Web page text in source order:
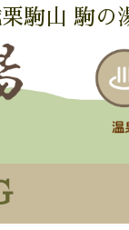
駒山 駒の